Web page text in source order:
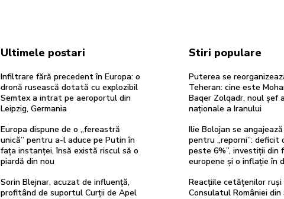
Ultimele postari
Infiltrare fără precedent în Europa: o
dronă rusească dotată cu explozibil
Semtex a intrat pe aeroportul din
Leipzig, Germania
Europa dispune de o „fereastră
unică” pentru a-l aduce pe Putin în
fața instanței, însă există riscul să o
piardă din nou
Sorin Blejnar, acuzat de influență,
profitând de suportul Curții de Apel
Stiri populare
Puterea se
Teheran: cine este
Baqer Zolqadr, noul șef
naționale a Iranului
Ilie Bolojan se
pentru „reporni”: deficit
peste 6%”, investiții din
europene și o inflație în
Reacțiile cetățenilor ruși
Consulatul României